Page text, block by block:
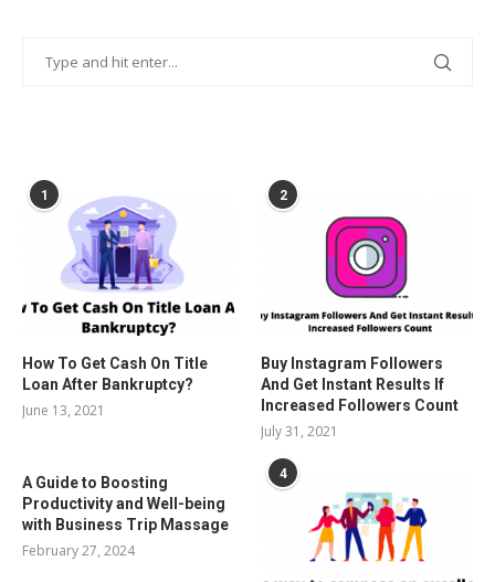
1
How To Get Cash On Title
Loan After Bankruptcy?
June 13, 2021
2
Buy Instagram Followers
And Get Instant Results If
Increased Followers Count
July 31, 2021
A Guide to Boosting
Productivity and Well-being
with Business Trip Massage
February 27, 2024
4